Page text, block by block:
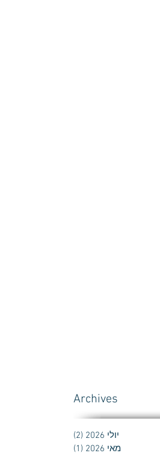
Archives
יולי 2026 (2)
מאי 2026
(1)